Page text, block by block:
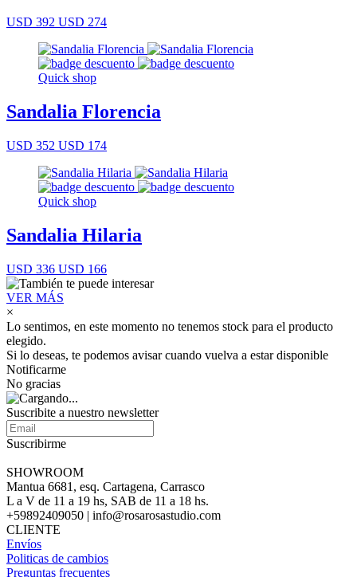
USD 392 USD 274
Quick shop
Sandalia Florencia
USD 352 USD 174
Quick shop
Sandalia Hilaria
USD 336 USD 166
VER MÁS
×
Lo sentimos, en este momento no tenemos stock para el producto
elegido.
Si lo deseas, te podemos avisar cuando vuelva a estar disponible
Notificarme
No gracias
Suscribite a nuestro newsletter
Suscribirme
SHOWROOM
Mantua 6681, esq. Cartagena, Carrasco
L a V de 11 a 19 hs, SAB de 11 a 18 hs.
+59892409050 | info@rosarosastudio.com
CLIENTE
Envíos
Politicas de cambios
Preguntas frecuentes